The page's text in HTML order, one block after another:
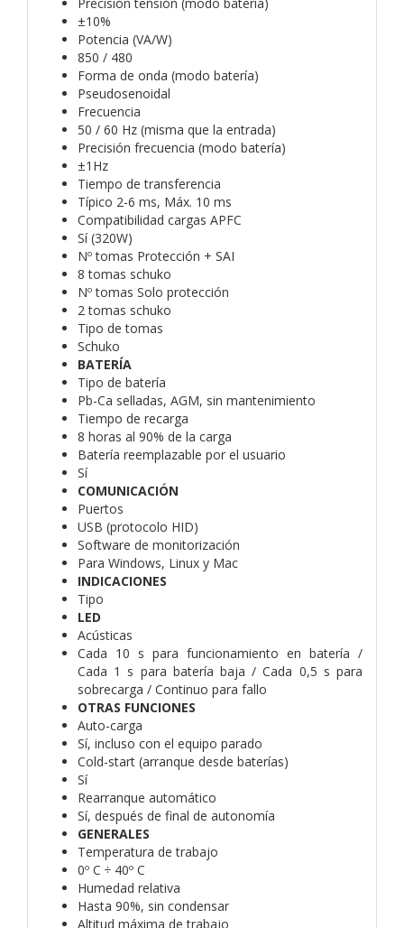
±10%
Potencia (VA/W)
850 / 480
Forma de onda (modo batería)
Pseudosenoidal
Frecuencia
50 / 60 Hz (misma que la entrada)
Precisión frecuencia (modo batería)
±1Hz
Tiempo de transferencia
Típico 2-6 ms, Máx. 10 ms
Compatibilidad cargas APFC
Sí (320W)
Nº tomas Protección + SAI
8 tomas schuko
Nº tomas Solo protección
2 tomas schuko
Tipo de tomas
Schuko
BATERÍA
Tipo de batería
Pb-Ca selladas, AGM, sin mantenimiento
Tiempo de recarga
8 horas al 90% de la carga
Batería reemplazable por el usuario
Sí
COMUNICACIÓN
Puertos
USB (protocolo HID)
Software de monitorización
Para Windows, Linux y Mac
INDICACIONES
Tipo
LED
Acústicas
Cada 10 s para funcionamiento en batería /
Cada 1 s para batería baja / Cada 0,5 s para
sobrecarga / Continuo para fallo
OTRAS FUNCIONES
Auto-carga
Sí, incluso con el equipo parado
Cold-start (arranque desde baterías)
Sí
Rearranque automático
Sí, después de final de autonomía
GENERALES
Temperatura de trabajo
0º C ÷ 40º C
Humedad relativa
Hasta 90%, sin condensar
Altitud máxima de trabajo